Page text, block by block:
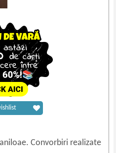
Convorbiri realizate